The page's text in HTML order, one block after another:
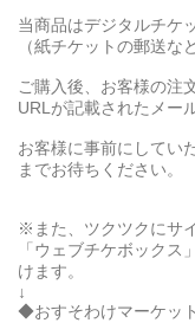
当商品はデジタルチケ
（紙チケットの郵送な
ご購入後、お客様の注
URLが記載されたメー
お客様に事前にしてい
までお待ちください。
※また、ツクツクにサ
「ウェブチケボック
けます。
↓
◆おすそわけマーケッ